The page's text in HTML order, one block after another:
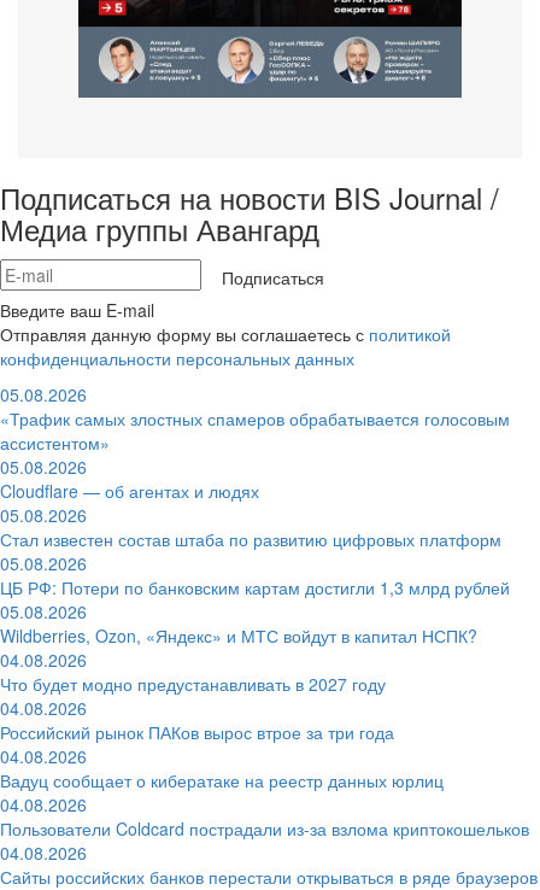
Подписаться на новости BIS Journal /
Медиа группы Авангард
Подписаться
Введите ваш E-mail
Отправляя данную форму вы соглашаетесь с политикой
конфиденциальности персональных данных
05.08.2026
«Трафик самых злостных спамеров обрабатывается голосовым
ассистентом»
05.08.2026
Cloudflare — об агентах и людях
05.08.2026
Стал известен состав штаба по развитию цифровых платформ
05.08.2026
ЦБ РФ: Потери по банковским картам достигли 1,3 млрд рублей
05.08.2026
Wildberries, Ozon, «Яндекс» и МТС войдут в капитал НСПК?
04.08.2026
Что будет модно предустанавливать в 2027 году
04.08.2026
Российский рынок ПАКов вырос втрое за три года
04.08.2026
Вадуц сообщает о кибератаке на реестр данных юрлиц
04.08.2026
Пользователи Coldcard пострадали из-за взлома криптокошельков
04.08.2026
Сайты российских банков перестали открываться в ряде браузеров